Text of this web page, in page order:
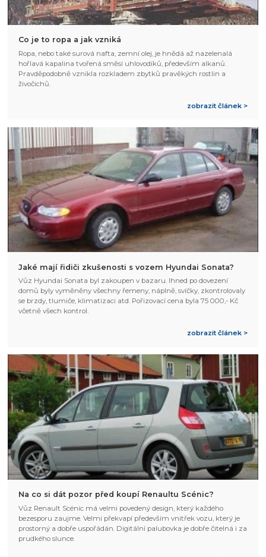
Co je to ropa a jak vzniká
Ropa, nebo také surová nafta, zemní olej, je hnědá až nazelenalá
hořlavá kapalina tvořená směsí uhlovodíků, především alkanů.
Pravděpodobně vznikla rozkladem zbytků pravěkých rostlin a
živočichů.
zobrazit článek >
Jaké mají řidiči zkušenosti s vozem Hyundai Sonata?
Vůz Hyundai Sonata byl zakoupen v bazaru. Ihned po dovezení
domů byly vyměněny všechny řemeny, náplně, svíčky, zkontrolovaly
se brzdy, tlumiče, klimatizaci atd. Pořizovací cena byla 75 000,- Kč
včetně všech kontrol.
zobrazit článek >
Na co si dát pozor před koupí Renaultu Scénic?
Vůz Renault Scénic má velmi povedený design, který každého
bezesporu zaujme. Velmi překvapí především vnitřek vozu, který je
prostorný a dobře uspořádán. Digitální palubovka je dobře čitelná i za
prudkého slunce.